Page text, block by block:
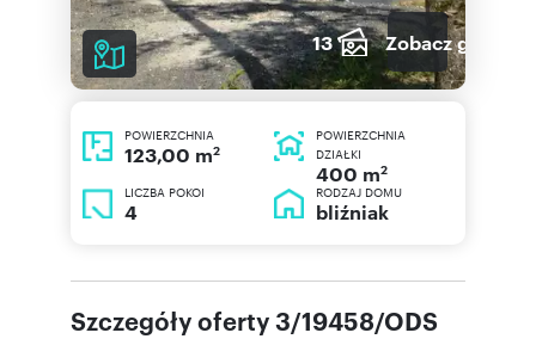
13 Zobacz galerię
POWIERZCHNIA
123,00 m2
POWIERZCHNIA
DZIAŁKI
400 m2
LICZBA POKOI
4
RODZAJ DOMU
bliźniak
Szczegóły oferty 3/19458/ODS